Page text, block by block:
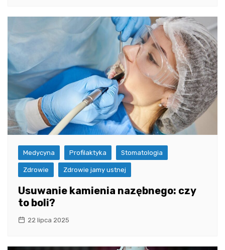
Medycyna Profilaktyka Stomatologia
Zdrowie Zdrowie jamy ustnej
Usuwanie kamienia nazębnego: czy
to boli?
22 lipca 2025